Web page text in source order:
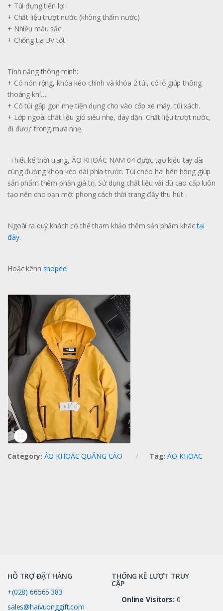
+ Túi đựng tiện lợi
+ Chất liệu trượt nước (không thấm nước)
+ Nhiều màu sắc
+ Chống tia UV tốt
Tính năng thông minh:
+ Có nón rộng, khóa kéo chính và khóa 2 túi, có lỗ giúp thông
thoáng khí…
+ Có túi gấp gọn nhẹ tiện dụng cho vào cốp xe máy, túi xách.
+ Lớp ngoài chất liệu gió siêu nhẹ, dày dặn. Chất liệu trượt nước,
đi được trong mưa nhẹ.
-Thiết kế thời trang, ÁO KHOÁC NAM 04 được tạo kiểu tay dài
cùng đường khóa kéo dài phía trước. Túi chéo hai bên hông giúp
sản phẩm thêm phần giá trị. Sử dụng chất liệu vải dù cao cấp luôn
tạo nên cho bạn một phong cách thời trang đầy thu hút.
Ngoài ra quý khách có thể tham khảo thêm sản phẩm kháctại
đây.
Hoặc kênh shopee
Category: ÁO KHOÁC QUẢNG CÁO Tag:AO KHOAC
HỖ TRỢ ĐẶT HÀNG
+(028) 66565.383
sales@haivuonggift.com
THỐNG KÊ LƯỢT TRUY
CẬP
Online Visitors: 0